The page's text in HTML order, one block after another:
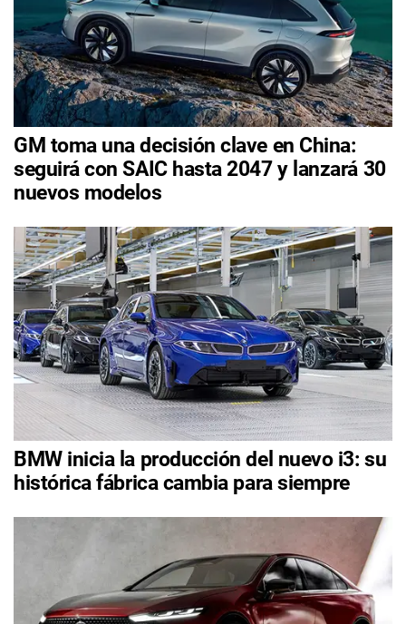
GM toma una decisión clave en China:
seguirá con SAIC hasta 2047 y lanzará 30
nuevos modelos
BMW inicia la producción del nuevo i3: su
histórica fábrica cambia para siempre